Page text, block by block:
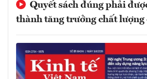
Quyết sách đúng phải
thành tăng trưởng chất lượng